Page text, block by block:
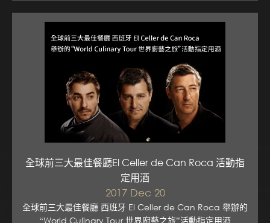
全球前三大最佳餐廳El Celler de Can Roca 活動指
定用酒
2017 Dec 20
全球前三大最佳餐廳 西班牙 El Celler de Can Roca 舉辦的
“World Culinary Tour 世界廚藝之旅”活動指定用酒